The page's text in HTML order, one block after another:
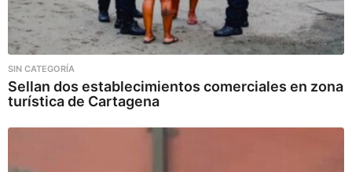
SIN CATEGORÍA
Sellan dos establecimientos comerciales en zona
turística de Cartagena